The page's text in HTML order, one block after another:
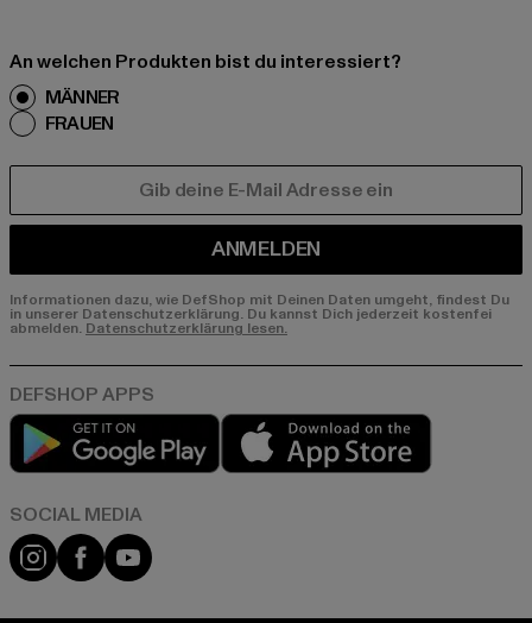
An welchen Produkten bist du interessiert?
MÄNNER
FRAUEN
ANMELDEN
Informationen dazu, wie DefShop mit Deinen Daten umgeht, findest Du
in unserer Datenschutzerklärung. Du kannst Dich jederzeit kostenfei
abmelden. Datenschutzerklärung lesen.
Play market
Instagram
FacebookYouTube